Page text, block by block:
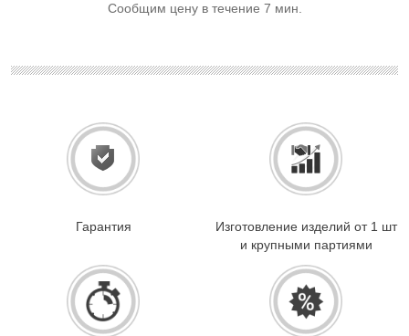
Сообщим цену в течение 7 мин.
Гарантия
Изготовление изделий от 1 шт
и крупными партиями